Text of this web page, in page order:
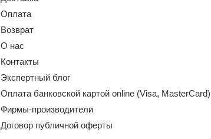
Оплата
Возврат
О нас
Контакты
Экспертный блог
Оплата банковской картой online (Visa, MasterCard)
Фирмы-производители
Договор публичной оферты